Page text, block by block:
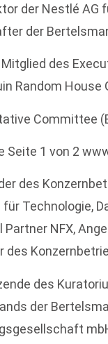
der Nestlé AG
der
Mitglied des
Random
Committee
Seite 1 von 2
des
Technologie,
Partner NFX,
des
des
der